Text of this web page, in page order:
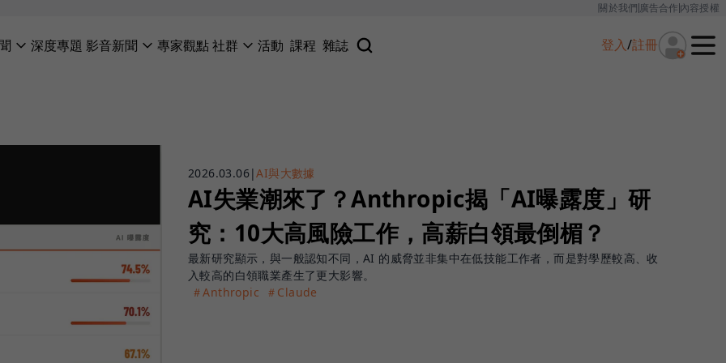
關於我們廣告合作內容授權
深度專題 影音新聞 專家觀點社群 活動 課程 雜誌 登入/註冊
2026.03.06|AI與大數據
AI失業潮來了？Anthropic揭「AI曝露度」研
究：10大高風險工作，高薪白領最倒楣？
最新研究顯示，與一般認知不同，AI 的威脅並非集中在低技能工作者，而是對學歷較高、收
入較高的白領職業產生了更大影響。
＃Anthropic
＃Claude